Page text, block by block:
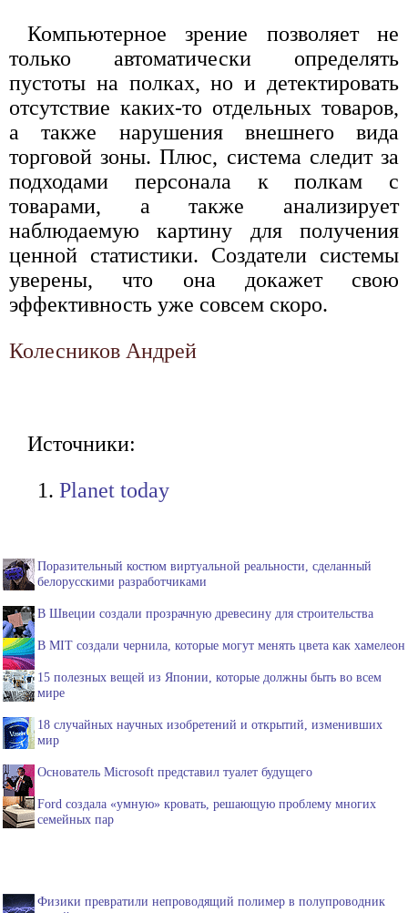
Компьютерное зрение позволяет не
только автоматически определять
пустоты на полках, но и детектировать
отсутствие каких-то отдельных товаров,
а также нарушения внешнего вида
торговой зоны. Плюс, система следит за
подходами персонала к полкам с
товарами, а также анализирует
наблюдаемую картину для получения
ценной статистики. Создатели системы
уверены, что она докажет свою
эффективность уже совсем скоро.
Колесников Андрей
Источники:
Planet today
Поразительный костюм виртуальной реальности, сделанный
белорусскими разработчиками
В Швеции создали прозрачную древесину для строительства
В MIT создали чернила, которые могут менять цвета как хамелеон
15 полезных вещей из Японии, которые должны быть во всем
мире
18 случайных научных изобретений и открытий, изменивших
мир
Основатель Microsoft представил туалет будущего
Ford создала «умную» кровать, решающую проблему многих
семейных пар
Физики превратили непроводящий полимер в полупроводник